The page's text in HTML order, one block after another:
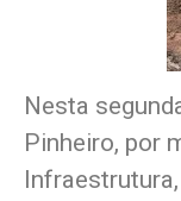
Nesta
Pinheiro, por